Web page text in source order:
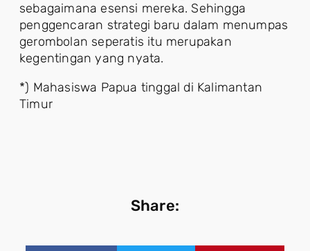
sebagaimana esensi mereka. Sehingga
penggencaran strategi baru dalam menumpas
gerombolan seperatis itu merupakan
kegentingan yang nyata.
*) Mahasiswa Papua tinggal di Kalimantan
Timur
Share: